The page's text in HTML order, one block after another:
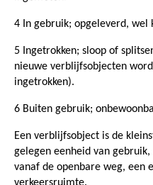
4 In gebruik; opgeleverd, wel
5 Ingetrokken; sloop of
nieuwe verblijfsobjecten
ingetrokken).
6 Buiten gebruik;
Een verblijfsobject is de
gelegen eenheid van
vanaf de openbare weg, een